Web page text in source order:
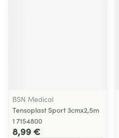
BSN Medical
Tensoplast Sport 3cmx2,5m
1 7154800
8,99 €